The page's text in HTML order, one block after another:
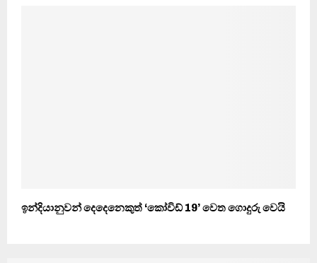
ඉන්දියානුවන් දෙදෙනෙකුත් ‘කෝවිඩ් 19’ වෙත ගොදුරු වෙයි